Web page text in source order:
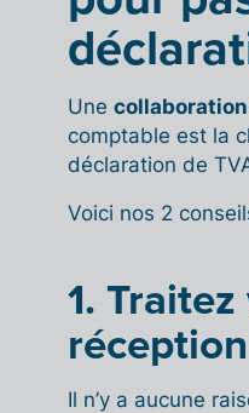
Une
comptable est la
déclaration de
Voici nos 2
1.
réception
Il n’y a aucune